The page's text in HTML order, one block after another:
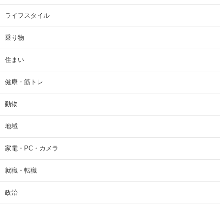
ライフスタイル
乗り物
住まい
健康・筋トレ
動物
地域
家電・PC・カメラ
就職・転職
政治